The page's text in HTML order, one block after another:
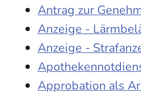
Antrag zur
Anzeige -
Anzeige -
Approbation als